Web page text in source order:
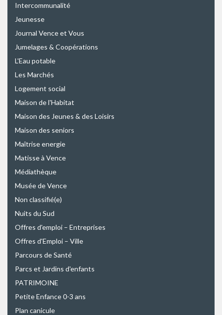
Intercommunalité
Jeunesse
Journal Vence et Vous
Jumelages & Coopérations
L'Eau potable
Les Marchés
Logement social
Maison de l'Habitat
Maison des Jeunes & des Loisirs
Maison des seniors
Maîtrise energie
Matisse à Vence
Médiathèque
Musée de Vence
Non classifié(e)
Nuits du Sud
Offres d'emploi – Entreprises
Offres d'Emploi – Ville
Parcours de Santé
Parcs et Jardins d'enfants
PATRIMOINE
Petite Enfance 0-3 ans
Plan canicule